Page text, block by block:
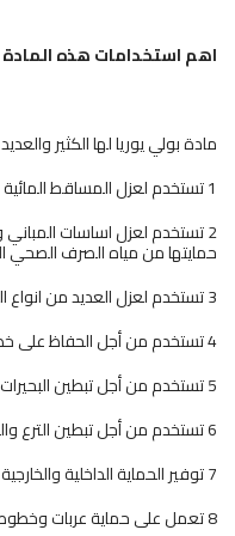
اهم استخدامات هذه المادة
مادة بولي يوريا لها الكثير
1 تستخدم لعزل المساقط المائية وتشطيب المسابح.
2 تستخدم لعزل اساسات
حمايتها من مياه الصرف الصحي
3 تستخدم لعزل العديد من انواع السفن والمراكب والأرضيات.
4 تستخدم من أجل الحفاظ على خطوط انابيب المياه.
5 تستخدم من أجل تبطين البحيرات الصناعية ومزارع الأسماك.
6 تستخدم من أجل تبطين الترع والمجارئ المائية.
7 توفير الحماية الداخلية والخارجية لجميع خطوط انابيب البترول.
8 تعمل على حماية عربات وخطوط سير القطارات.